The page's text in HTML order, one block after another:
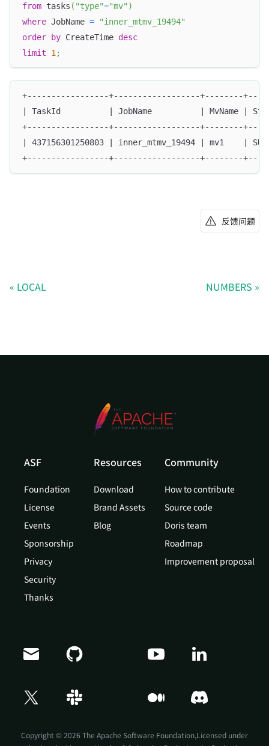
from tasks ( "type"="mv" )
where JobName =
"inner_mtmv_19494"
order
by CreateTime desc
limit
1 ;
+-----------------+------------------+--------
| TaskId          | JobName          | MvName |
+-----------------+------------------+--------
| 437156301250803 | inner_mtmv_19494 | mv1    |
+-----------------+------------------+--------
反馈问题
LOCAL NUMBERS
ASF
Foundation
License
Events
Sponsorship
Privacy
Security
Thanks
Resources
Download
Brand Assets
Blog
Community
How to contribute
Source code
Doris team
Roadmap
Improvement proposal
Copyright © 2026 The Apache Software Foundation,Licensed under
Doris Summit 26